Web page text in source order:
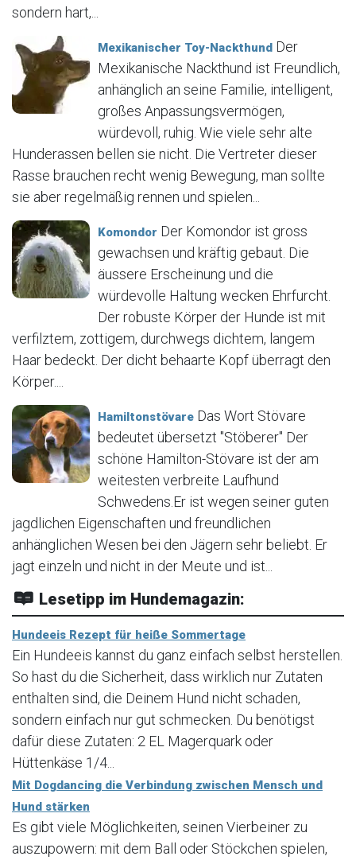
sondern hart,...
Mexikanischer Toy-Nackthund Der
Mexikanische Nackthund ist Freundlich,
anhänglich an seine Familie, intelligent,
großes Anpassungsvermögen,
würdevoll, ruhig. Wie viele sehr alte
Hunderassen bellen sie nicht. Die Vertreter dieser
Rasse brauchen recht wenig Bewegung, man sollte
sie aber regelmäßig rennen und spielen...
Komondor Der Komondor ist gross
gewachsen und kräftig gebaut. Die
äussere Erscheinung und die
würdevolle Haltung wecken Ehrfurcht.
Der robuste Körper der Hunde ist mit
verfilztem, zottigem, durchwegs dichtem, langem
Haar bedeckt. Der dicht behaarte Kopf überragt den
Körper....
Hamiltonstövare Das Wort Stövare
bedeutet übersetzt "Stöberer" Der
schöne Hamilton-Stövare ist der am
weitesten verbreite Laufhund
Schwedens.Er ist wegen seiner guten
jagdlichen Eigenschaften und freundlichen
anhänglichen Wesen bei den Jägern sehr beliebt. Er
jagt einzeln und nicht in der Meute und ist...
Lesetipp im Hundemagazin:
Hundeeis Rezept für heiße Sommertage
Ein Hundeeis kannst du ganz einfach selbst herstellen.
So hast du die Sicherheit, dass wirklich nur Zutaten
enthalten sind, die Deinem Hund nicht schaden,
sondern einfach nur gut schmecken. Du benötigst
dafür diese Zutaten: 2 EL Magerquark oder
Hüttenkäse 1/4...
Mit Dogdancing die Verbindung zwischen Mensch und
Hund stärken
Es gibt viele Möglichkeiten, seinen Vierbeiner zu
auszupowern: mit dem Ball oder Stöckchen spielen,